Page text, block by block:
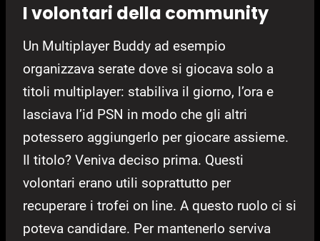
I volontari della community
Un Multiplayer Buddy ad esempio
organizzava serate dove si giocava solo a
titoli multiplayer: stabiliva il giorno, l’ora e
lasciava l’id PSN in modo che gli altri
potessero aggiungerlo per giocare assieme.
Il titolo? Veniva deciso prima. Questi
volontari erano utili soprattutto per
recuperare i trofei on line. A questo ruolo ci si
poteva candidare. Per mantenerlo serviva